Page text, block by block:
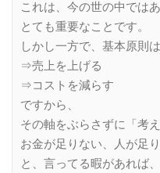
これは、今の世の中では
とても重要なことです。
しかし一方で、基本原則は
⇒売上を上げる
⇒コストを減らす
ですから、
その軸をぶらさずに「考
お金が足りない、人が足
と、言ってる暇があれば